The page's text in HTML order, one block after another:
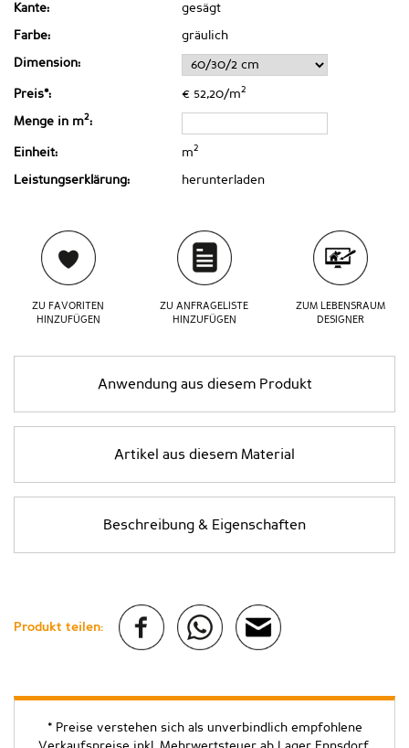
Kante: gesägt
Farbe: gräulich
Dimension:
Preis*: € 52,20/m2
Menge in m2:
Einheit: m2
Leistungserklärung: herunterladen
ZU FAVORITEN
HINZUFÜGEN
ZU ANFRAGELISTE
HINZUFÜGEN
ZUM LEBENSRAUM
DESIGNER
Anwendung aus diesem Produkt
Artikel aus diesem Material
Beschreibung & Eigenschaften
Produkt teilen:
* Preise verstehen sich als unverbindlich empfohlene